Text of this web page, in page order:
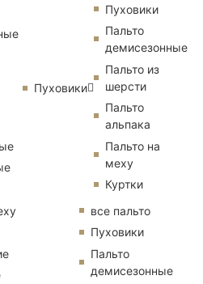
Пуховики
Пуховики
Пальто
демисезонные
Пальто из
шерсти
Пальто
альпака
Пальто на
меху
Куртки
все пальто
Пуховики
Пальто
демисезонные